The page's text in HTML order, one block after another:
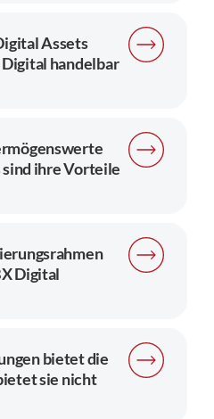
Assets
handelbar
sind ihre Vorteile
Digital
bietet die
sie nicht